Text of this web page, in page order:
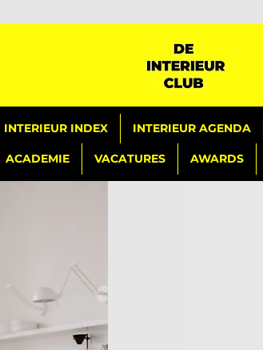
INTERIEUR INDEX INTERIEUR AGENDA
ACADEMIE VACATURES AWARDS